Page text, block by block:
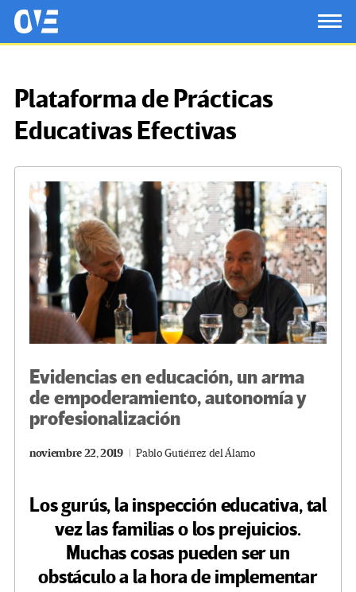
Saltar al contenido principal
OtrasVocesenEducacion.org
Plataforma de Prácticas
Educativas Efectivas
Evidencias en educación, un arma
de empoderamiento, autonomía y
profesionalización
noviembre 22, 2019 Pablo Gutiérrez del Álamo
Los gurús, la inspección educativa, tal
vez las familias o los prejuicios.
Muchas cosas pueden ser un
obstáculo a la hora de implementar